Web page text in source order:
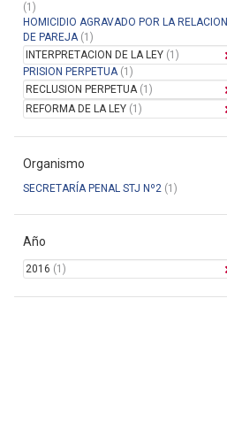
(1)
HOMICIDIO AGRAVADO POR LA RELACION
DE PAREJA(1)
INTERPRETACION DE LA LEY (1)
PRISION PERPETUA(1)
RECLUSION PERPETUA(1)
REFORMA DE LA LEY (1)
Organismo
SECRETARÍA PENAL STJ Nº2 (1)
Año
2016 (1)